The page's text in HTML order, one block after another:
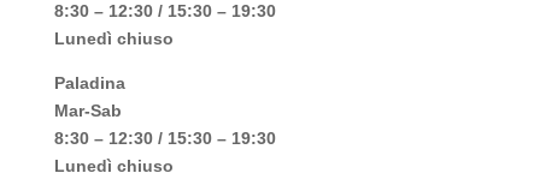
8:30 – 12:30 / 15:30 – 19:30
Lunedì chiuso
Paladina
Mar-Sab
8:30 – 12:30 / 15:30 – 19:30
Lunedì chiuso